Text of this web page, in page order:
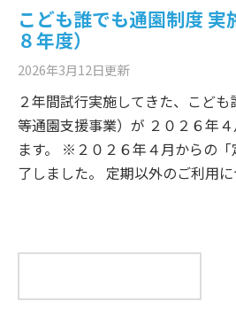
こども誰でも通園制度 実
８年度）
2026年3月12日更新
２年間試行実施してきた、こど
等通園支援事業）が ２０２６年
ます。 ※２０２６年４月からの
了しました。 定期以外のご利用